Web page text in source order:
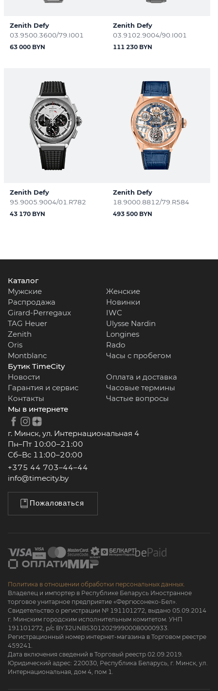
Zenith Defy
03.9500.3600/79.I001
63 000 BYN
Zenith Defy
03.9102.9004/90.I001
111 230 BYN
Zenith Defy
95.9005.9004/01.R782
43 170 BYN
Zenith Defy
18.9000.8812/79.R584
493 500 BYN
Каталог
Мужские
Женские
Распродажа
Новинки
Girard-Perregaux
IWC
TAG Heuer
Ulysse Nardin
Zenith
Longines
Oris
Rado
Montblanc
Часы с пробегом
Бутик TimeCity
Новости
Оплата и доставка
Гарантия и сервис
Часовые термины
Контакты
Частые вопросы
Мы в интернете
г. Минск, ул. Интернациональная 4
Пн–Пт 10:00–21:00
Сб–Вс 11:00–20:00
+375 44 703–44–44
info@timecity.by
Пожаловаться
Политика в отношении обработки персональных данных.
Владелец и импортер в Республике Беларусь Иностранное
торговое унитарное предприятие «Фергюсонеко-Бел».
Свидетельство о регистрации № 191101272, выдано 05.09.2014
г. Минским городским исполнительным комитетом. УНП
191101272, р/с BY32UNBS30120299900080000933.
Регистрационный номер интернет-магазина в Торговом реестре
459241.
Дата включения сведений в Торговый реестр 02.09.2019.
Юридический адрес: 220030, Республика Беларусь, г. Минск, ул.
Интернациональная, дом 4, пом 1.